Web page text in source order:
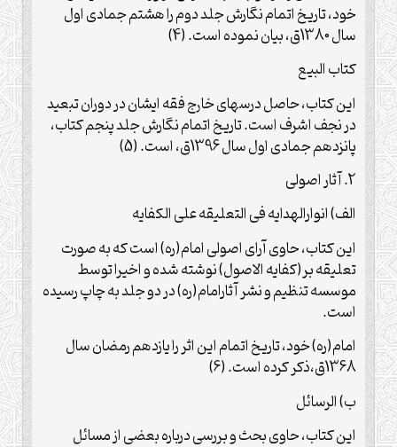
خود، تاریخ اتمام نگارش جلد دوم را هشتم جمادی اول
سال 1380ق، بیان نموده است. (4)
کتاب البیع
این کتاب، حاصل درسهای خارج فقه ایشان در دوران تبعید
در نجف اشرف است. تاریخ اتمام نگارش جلد پنجم کتاب،
پانزدهم جمادی اول سال 1396ق، است. (5)
2. آثار اصولی
الف) انوارالهدایه فی التعلیقه علی الکفایه
این کتاب، حاوی آرای اصولی امام(ره) است که به صورت
تعلیقه بر(کفایه الاصول) نوشته شده و اخیرا توسط
موسسه تنظیم و نشر آثارامام(ره) در دو جلد به چاپ رسیده
است.
امام(ره) خود، تاریخ اتمام این اثر را یازدهم رمضان سال
1368ق،ذکر کرده است. (6)
ب) الرسائل
این کتاب، حاوی بحث و بررسی درباره بعضی از مسائل